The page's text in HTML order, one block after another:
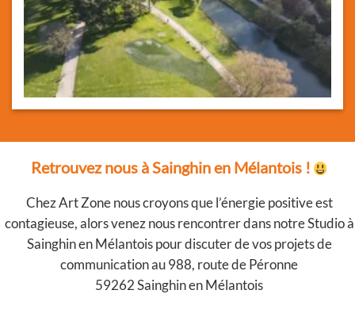
Retrouvez nous à Sainghin en Mélantois !
Chez Art Zone nous croyons que l’énergie positive est
contagieuse, alors venez nous rencontrer dans notre Studio à
Sainghin en Mélantois pour discuter de vos projets de
communication au 988, route de Péronne
59262 Sainghin en Mélantois